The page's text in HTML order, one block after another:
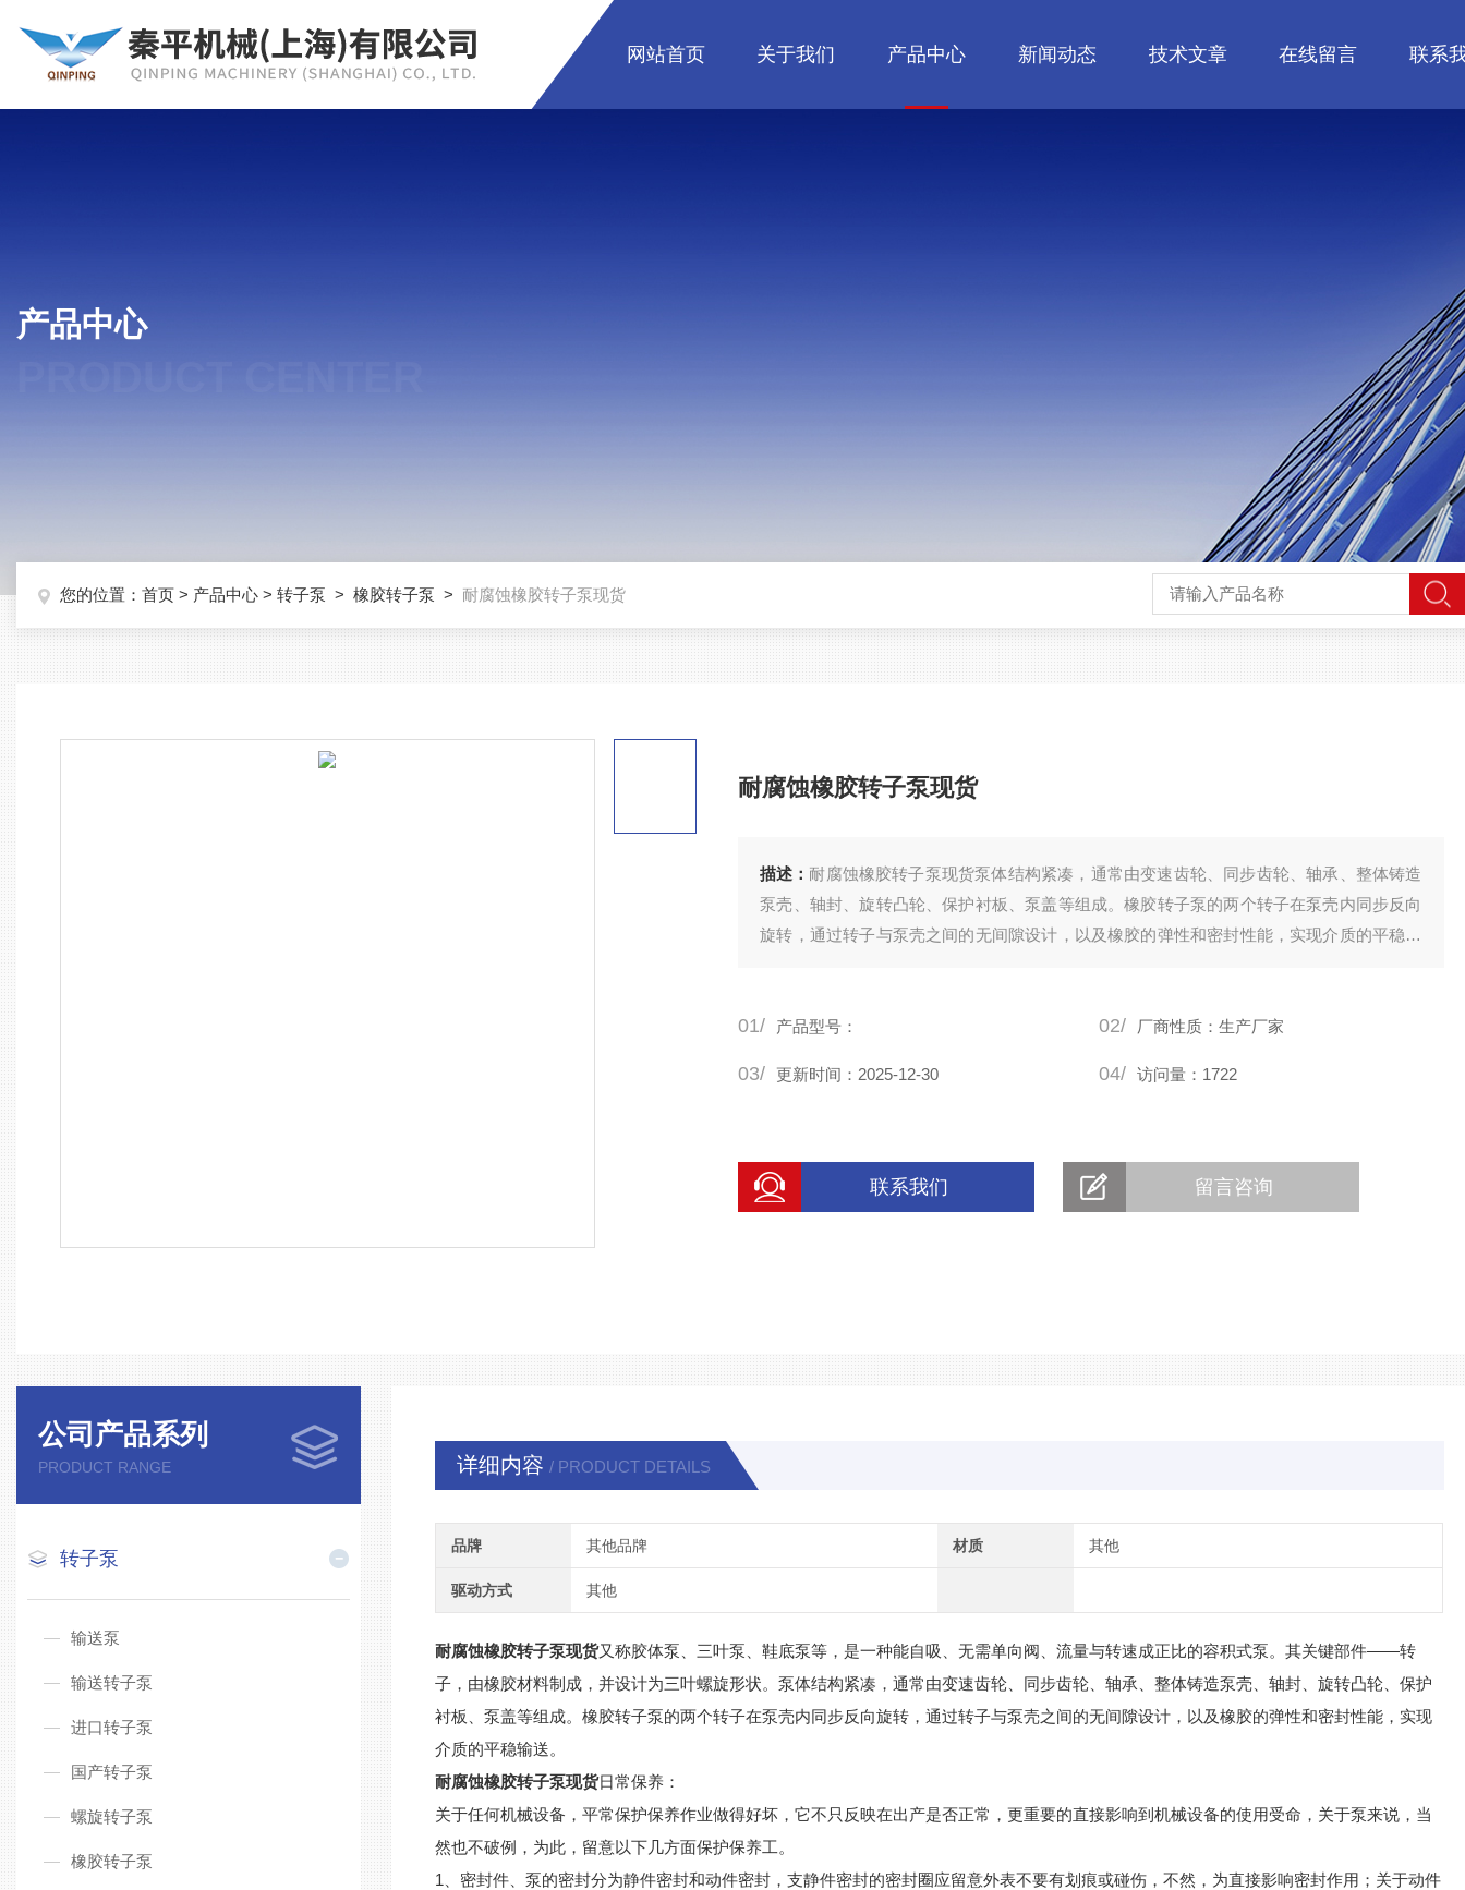
网站首页 关于我们 产品中心 新闻动态 技术文章 在线留言 联系
产品中心
您的位置： 首页 > 产品中心 > 转子泵 > 橡胶转子泵 > 耐腐蚀橡胶转子泵现货
耐腐蚀橡胶转子泵现货
描述： 耐腐蚀橡胶转子泵现货泵体结构紧凑，通常由变速齿轮、同步齿轮、轴承、整体铸造
泵壳、轴封、旋转凸轮、保护衬板、泵盖等组成。橡胶转子泵的两个转子在泵壳内同步反向
旋转，通过转子与泵壳之间的无间隙设计，以及橡胶的弹性和密封性能，实现介质的平稳输
01/ 产品型号： 02/ 厂商性质：生产厂家
03/ 更新时间：2025-12-30 04/ 访问量：1722
联系我们 留言咨询
公司产品系列
PRODUCT RANGE
转子泵
输送泵
输送转子泵
进口转子泵
国产转子泵
螺旋转子泵
橡胶转子泵
详细内容 / PRODUCT DETAILS
品牌 其他品牌 材质 其他
驱动方式 其他
耐腐蚀橡胶转子泵现货又称胶体泵、三叶泵、鞋底泵等，是一种能自吸、无需单向阀、流量与转速成正比的容积式泵。其关键部件——转
子，由橡胶材料制成，并设计为三叶螺旋形状。泵体结构紧凑，通常由变速齿轮、同步齿轮、轴承、整体铸造泵壳、轴封、旋转凸轮、保护
衬板、泵盖等组成。橡胶转子泵的两个转子在泵壳内同步反向旋转，通过转子与泵壳之间的无间隙设计，以及橡胶的弹性和密封性能，实现
介质的平稳输送。
耐腐蚀橡胶转子泵现货日常保养：
关于任何机械设备，平常保护保养作业做得好坏，它不只反映在出产是否正常，更重要的直接影响到机械设备的使用受命，关于泵来说，当
然也不破例，为此，留意以下几方面保护保养工。
1、密封件、泵的密封分为静件密封和动件密封，支静件密封的密封圈应留意外表不要有划痕或碰伤，不然，为直接影响密封作用；关于动件